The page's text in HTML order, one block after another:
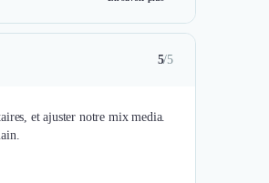
5/5
et ajuster notre mix media.